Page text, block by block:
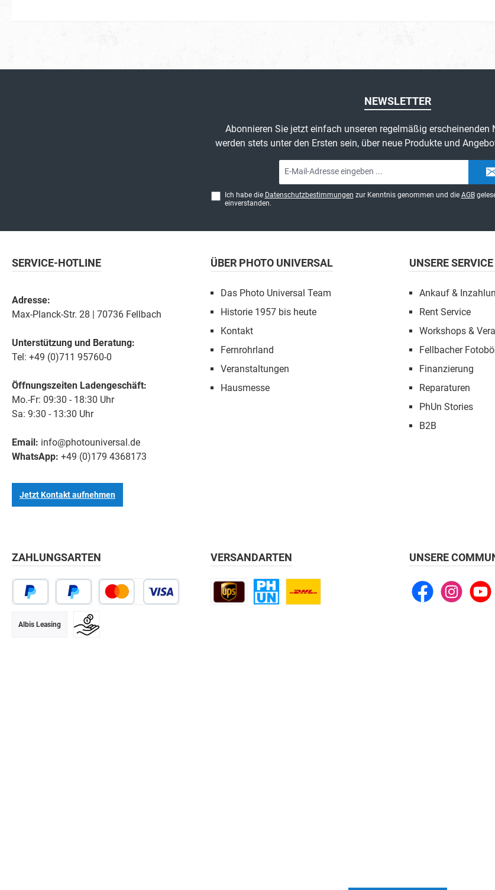
NEWSLETTER
Abonnieren Sie jetzt einfach unseren regelmäßig erscheinenden
werden stets unter den Ersten sein, über neue Produkte und
Mail-
Adresse*
Ich habe die Datenschutzbestimmungen zur Kenntnis genommen und die AGB
einverstanden.
SERVICE-HOTLINE
Adresse:
Max-Planck-Str. 28 | 70736 Fellbach
Unterstützung und Beratung:
Tel: +49 (0)711 95760-0
Öffnungszeiten Ladengeschäft:
Mo.-Fr: 09:30 - 18:30 Uhr
Sa: 9:30 - 13:30 Uhr
Email: info@photouniversal.de
WhatsApp: +49 (0)179 4368173
Jetzt Kontakt aufnehmen
ÜBER PHOTO UNIVERSAL
Das Photo Universal Team
Historie 1957 bis heute
Kontakt
Fernrohrland
Veranstaltungen
Hausmesse
UNSERE
Ankauf &
Rent Service
Workshops &
Fellbacher
Finanzierung
Reparaturen
PhUn Stories
B2B
ZAHLUNGSARTEN
Albis Leasing
VERSANDARTEN UNSERE
FacebookInstagram